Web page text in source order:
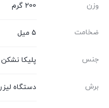
وزن 200 گرم
ضخامت 5 میل
جنس پلیکا نشکن
برش دستگاه لیزر